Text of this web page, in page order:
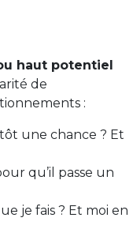
haut potentiel
de
:
une chance ? Et
qu’il passe un
je fais ? Et moi en